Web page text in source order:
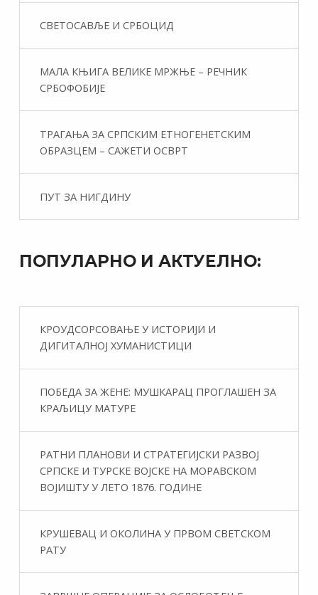
СВЕТОСАВЉЕ И СРБОЦИД
МАЛА КЊИГА ВЕЛИКЕ МРЖЊЕ – РЕЧНИК
СРБОФОБИЈЕ
ТРАГАЊА ЗА СРПСКИМ ЕТНОГЕНЕТСКИМ
ОБРАЗЦЕМ – САЖЕТИ ОСВРТ
ПУТ ЗА НИГДИНУ
ПОПУЛАРНО И АКТУЕЛНО:
КРОУДСОРСОВАЊЕ У ИСТОРИЈИ И
ДИГИТАЛНОЈ ХУМАНИСТИЦИ
ПОБЕДА ЗА ЖЕНЕ: МУШКАРАЦ ПРОГЛАШЕН ЗА
КРАЉИЦУ МАТУРЕ
РАТНИ ПЛАНОВИ И СТРАТЕГИЈСКИ РАЗВОЈ
СРПСКЕ И ТУРСКЕ ВОЈСКЕ НА МОРАВСКОМ
ВОЈИШТУ У ЛЕТО 1876. ГОДИНЕ
КРУШЕВАЦ И ОКОЛИНА У ПРВОМ СВЕТСКОМ
РАТУ